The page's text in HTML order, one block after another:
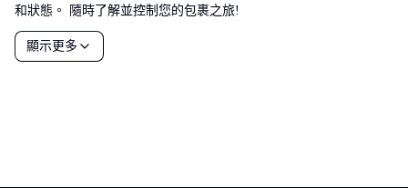
和狀態。 隨時了解並控制您的包裹之旅!
顯示更多